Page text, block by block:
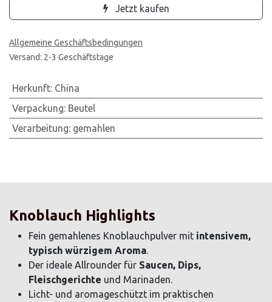
Jetzt kaufen
Allgemeine Geschäftsbedingungen
Versand: 2-3 Geschäftstage
Herkunft: China
Verpackung: Beutel
Verarbeitung: gemahlen
Knoblauch Highlights
Fein gemahlenes Knoblauchpulver mit intensivem,
typisch würzigem Aroma.
Der ideale Allrounder für Saucen, Dips,
Fleischgerichte und Marinaden.
Licht- und aromageschützt im praktischen